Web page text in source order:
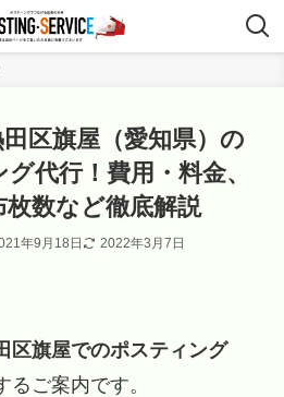
区旗屋（愛知県）の
代行！費用・料金、
数など徹底解説
年9月18日 2022年3月7日
区旗屋でのポスティング
るご案内です。